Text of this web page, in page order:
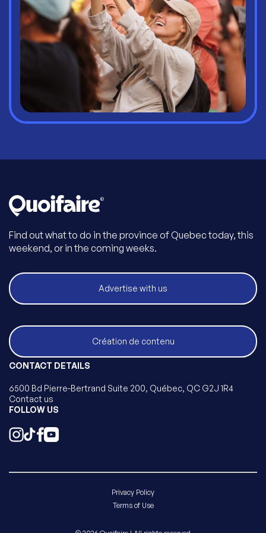
Find out what to do in the province of Quebec today, this
weekend, or in the coming weeks.
Advertise with us
Création de contenu
CONTACT DETAILS
6500 Bd Pierre-Bertrand Suite 200, Québec, QC G2J 1R4
Contact us
FOLLOW US
Privacy Policy
Terms of Use